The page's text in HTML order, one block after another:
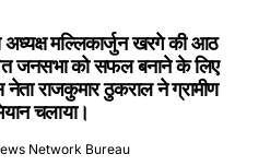
अध्यक्ष मल्लिकार्जुन खरगे की आठ
जनसभा को सफल बनाने के लिए
नेता राजकुमार ठुकराल ने ग्रामीण
चलाया।
Network Bureau